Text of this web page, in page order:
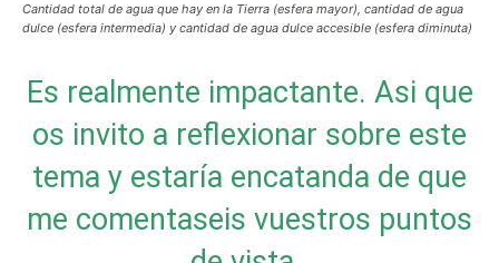
Cantidad total de agua que hay en la Tierra (esfera mayor), cantidad de agua
dulce (esfera intermedia) y cantidad de agua dulce accesible (esfera diminuta)
Es realmente impactante. Asi que
os invito a reflexionar sobre este
tema y estaría encatanda de que
me comentaseis vuestros puntos